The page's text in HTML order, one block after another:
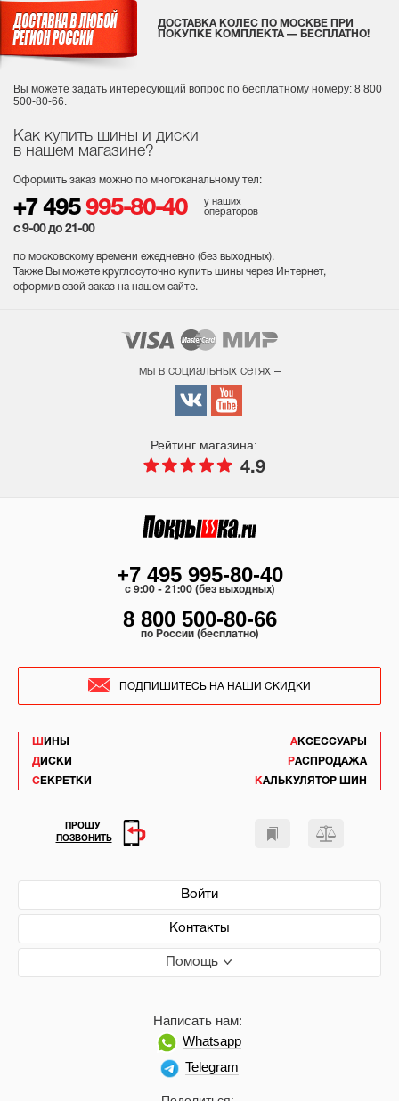
Как купить шины и диски
в нашем магазине?
Оформить заказ можно по многоканальному тел:
+7 495 995-80-40
у наших
операторов
с 9-00 до 21-00
по московскому времени ежедневно (без выходных).
Также Вы можете круглосуточно купить шины через Интернет,
оформив свой заказ на нашем сайте.
ДОСТАВКА КОЛЕС ПО МОСКВЕ ПРИ
ПОКУПКЕ КОМПЛЕКТА — БЕСПЛАТНО!
Вы можете задать интересующий вопрос по бесплатному номеру: 8 800
500-80-66.
мы в социальных сетях –
Рейтинг магазина:
4.9
ШИНЫ
ДИСКИ
СЕКРЕТКИ
АКСЕССУАРЫ
РАСПРОДАЖА
КАЛЬКУЛЯТОР ШИН
Войти
Контакты
Помощь
Написать нам:
Whatsapp
Telegram
+7 495 995-80-40
c 9:00 - 21:00 (без выходных)
8 800 500-80-66
по России (бесплатно)
ПОДПИШИТЕСЬ НА НАШИ СКИДКИ
ПРОШУ
ПОЗВОНИТЬ